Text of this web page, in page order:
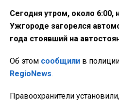
Сегодня утром, около 6:00,
Ужгороде загорелся
года стоявший на
Об этом сообщили в
RegioNews.
Правоохранители